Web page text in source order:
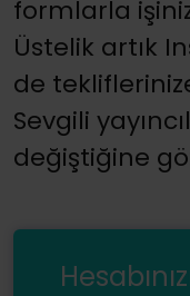
formlarla
Üstelik artık
de
Sevgili
değiştiğine